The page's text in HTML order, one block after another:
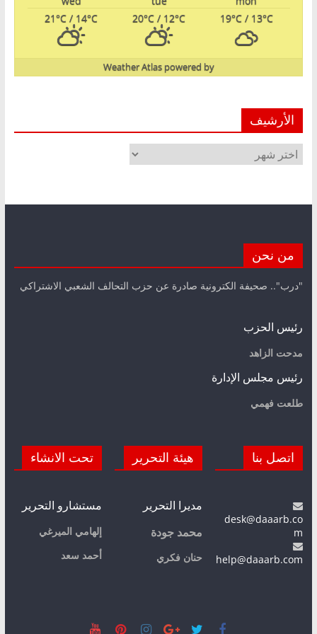
19°C/ 13°C
20°C / 12°C
21°C / 14°C
powered by
Weather Atlas
الأرشيف
الأرشيف
من نحن
"درب".. صحيفة الكترونية صادرة عن حزب التحالف الشعبي الاشتراكي
رئيس الحزب
مدحت الزاهد
رئيس مجلس الإدارة
طلعت فهمي
اتصل بنا
desk@daaarb.co
m
help@daaarb.com
هيئة التحرير
مديرا التحرير
محمد جودة
حنان فكري
تحت الانشاء
مستشارو التحرير
إلهامي الميرغي
أحمد سعد